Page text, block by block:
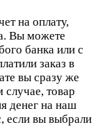
на оплату,
Вы можете
банка или с
заказ в
вы сразу же
случае, товар
денег на наш
если вы выбрали